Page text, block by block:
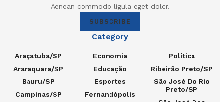
Aenean commodo ligula eget dolor.
SUBSCRIBE
Category
Araçatuba/SP
Araraquara/SP
Bauru/SP
Campinas/SP
Economia
Educação
Esportes
Fernandópolis
Política
Ribeirão Preto/SP
São José Do Rio
Preto/SP